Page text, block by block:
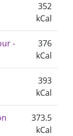
352
kCal
-
376
kCal
393
kCal
373.5
kCal